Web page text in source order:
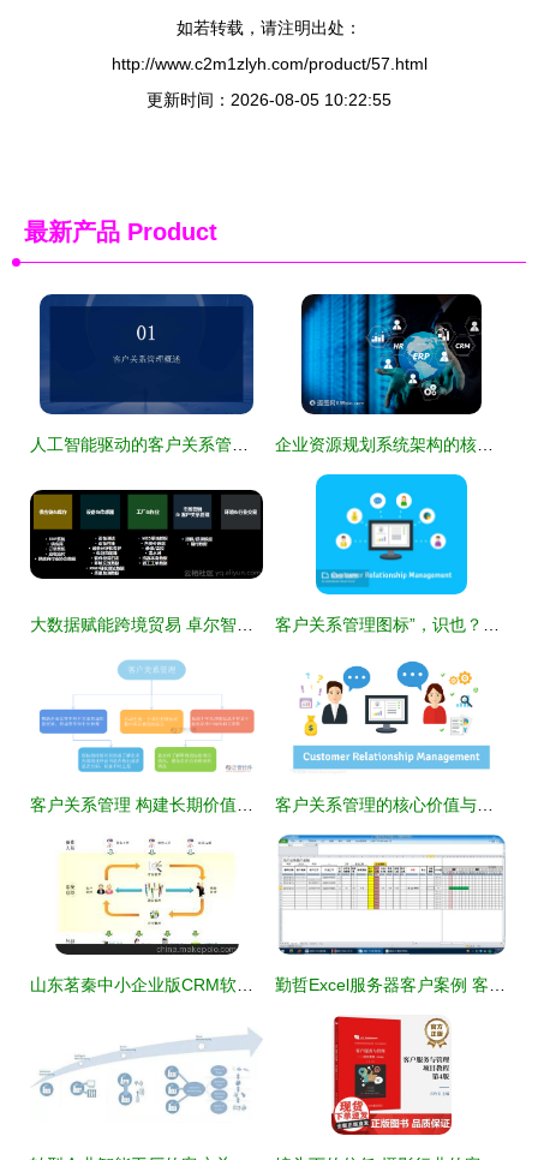
如若转载，请注明出处：
http://www.c2m1zlyh.com/product/57.html
更新时间：2026-08-05 10:22:55
最新产品 Product